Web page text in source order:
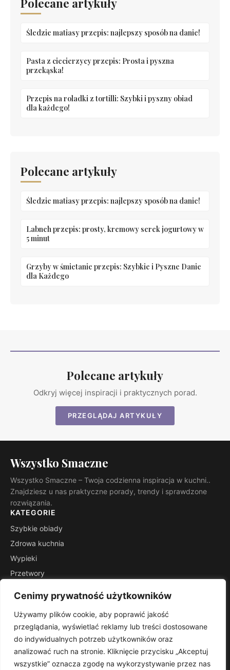
Cenimy prywatność użytkowników
Używamy plików cookie, aby poprawić jakość
przeglądania, wyświetlać reklamy lub treści dostosowane
do indywidualnych potrzeb użytkowników oraz
analizować ruch na stronie. Kliknięcie przycisku „Akceptuj
wszystkie” oznacza zgodę na wykorzystywanie przez nas
Polecane artykuły
Śledzie matiasy przepis: najlepszy sposób na danie!
Pasta z ciecierzycy przepis: Prosta i pyszna
przekąska!
Przepis na roladki z tortilli: Szybki i pyszny obiad
dla każdego!
Polecane artykuły
Śledzie matiasy przepis: najlepszy sposób na danie!
Labneh przepis: prosty, kremowy serek jogurtowy w
5 minut
Grzyby w śmietanie przepis: Szybkie i Pyszne Danie
dla Każdego
Polecane artykuły
Odkryj więcej inspiracji i praktycznych porad.
PRZEGLĄDAJ ARTYKUŁY
Wszystko Smaczne
Wszystko Smaczne – Twoja codzienna inspiracja w kuchni..
Znajdziesz u nas praktyczne porady, trendy i sprawdzone
rozwiązania.
KATEGORIE
Szybkie obiady
Zdrowa kuchnia
Wypieki
Przetwory
Porady mistrza
INFORMACJE
Kontakt
Mapa witryny
Polityka prywatności